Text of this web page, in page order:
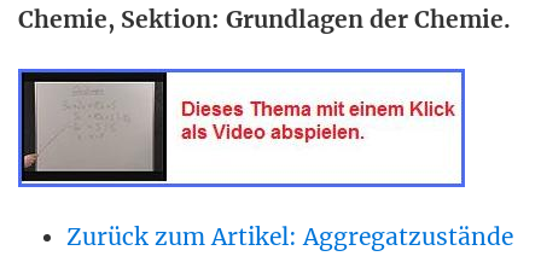
Chemie, Sektion: Grundlagen der Chemie.
Zurück zum Artikel: Aggregatzustände